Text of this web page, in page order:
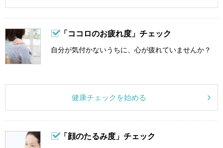
「ココロのお疲れ度」チェック
自分が気付かないうちに、心が疲れていませんか？
健康チェックを始める
「顔のたるみ度」チェック